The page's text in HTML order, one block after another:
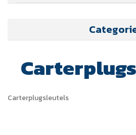
Carterplugsleutels